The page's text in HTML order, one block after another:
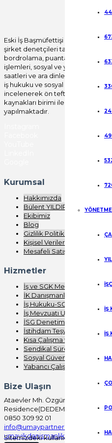
İŞ
İŞ
Eski İş Başmüfettişi Bülent
şirket denetçileri tarafından tüm
bordrolama, puantajlama, disiplin
işlemleri, sosyal ve yan haklar,
saatleri ve ara dinlenme süreleri
iş hukuku ve sosyal güvenlik
incelenerek ön teftiş raporu
kaynakları birimi ile birlikte
yapılmaktadır.
Kurumsal
Hakkımızda
Bülent YILDIRIM
Ekibimiz
Blog
Gizlilik Politikası
Kişisel Verilerin Korunması
Mesafeli Satış Sözleşmesi
Hizmetler
İş ve SGK Mevzuatı Eğitimi
İK Danışmanlığı
İş Hukuku-SGK Denetimi
İş Mevzuatı Uygulaması
İSG Denetimi
İstihdam Teşvikleri
Kısa Çalışma ve Nakdi Ücret
Sendikal Süreç Analizi
Sosyal Güvenlik
Yabancı Çalışma
Bize Ulaşın
Ataevler Mh. Özgürlük Cd. Bureau
Residence(DEDEMAN) No:41/100
0850 309 92 01
info@umaypartners.com
umayikdanismanlik@gmail.com
Sitemizdeki kullanıcı deneyimini